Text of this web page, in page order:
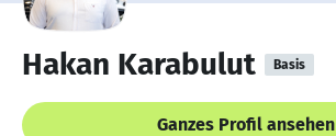
Hakan Karabulut Basis
Ganzes Profil ansehen